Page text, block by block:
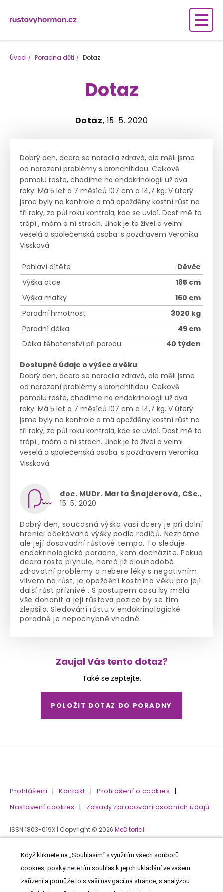
Úvod Poradna děti Dotaz
Dotaz
Dotaz, 15. 5. 2020
Dobrý den, dcera se narodila zdravá, ale měli jsme
od narození problémy s bronchitidou. Celkově
pomalu roste, chodíme na endokrinologii už dva
roky. Má 5 let a 7 měsíců 107 cm a 14,7 kg. V úterý
jsme byly na kontrole a má opožděny kostní růst na
tři roky, za půl roku kontrola, kde se uvidí. Dost mě to
trápí , mám o ní strach. Jinak je to živel a velmi
veselá a společenská osoba. s pozdravem Veronika
Vissková
Pohlaví dítěte
Děvče
Výška otce
185 cm
Výška matky
160 cm
Porodní hmotnost
3020 kg
Porodní délka
49 cm
Délka těhotenství při porodu
40 týden
Dostupné údaje o výšce a věku
Dobrý den, dcera se narodila zdravá, ale měli jsme
od narození problémy s bronchitidou. Celkově
pomalu roste, chodíme na endokrinologii už dva
roky. Má 5 let a 7 měsíců 107 cm a 14,7 kg. V úterý
jsme byly na kontrole a má opožděny kostní růst na
tři roky, za půl roku kontrola, kde se uvidí. Dost mě to
trápí , mám o ní strach. Jinak je to živel a velmi
veselá a společenská osoba. s pozdravem Veronika
Vissková
doc. MUDr. Marta Šnajderová, CSc.,
15. 5. 2020
Dobrý den, současná výška vaší dcery je při dolní
hranici očekávané výšky podle rodičů. Neznáme
ale její dosavadní růstové tempo. To sleduje
endokrinologická poradna, kam docházíte. Pokud
dcera roste plynule, nemá již dlouhodobé
zdravotní problémy a nebere léky s negativním
vlivem na růst, je opoždění kostního věku pro její
další růst příznivé . S postupem času by měla
vše dohonit a její růstová pozice by se tím
zlepšila. Sledování růstu v endokrinologické
poradně je nepochybně vhodné.
Zaujal Vás tento dotaz?
Také se zeptejte.
POLOŽIT DOTAZ DO PORADNY
Prohlášení | Kontakt | Prohlášení o cookies |
Nastavení cookies | Zásady zpracování osobních údajů
ISSN 1803-019X | Copyright © 2026 MeDitorial
Když kliknete na „Souhlasím“ s využitím všech souborů
cookies, poskytnete tím souhlas k jejich ukládání ve vašem
zařízení a pomůže to s vaší navigací na stránce, s analýzou